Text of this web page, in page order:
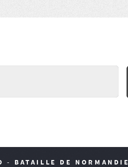
- BATAILLE DE NORMANDIE